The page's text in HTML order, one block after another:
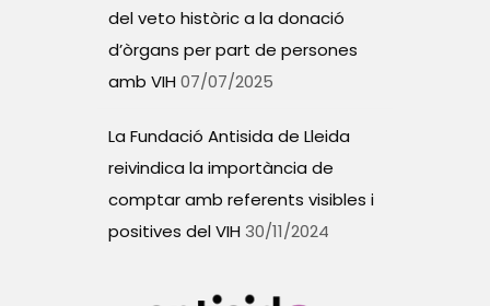
del veto històric a la donació
d’òrgans per part de persones
amb VIH 07/07/2025
La Fundació Antisida de Lleida
reivindica la importància de
comptar amb referents visibles i
positives del VIH 30/11/2024